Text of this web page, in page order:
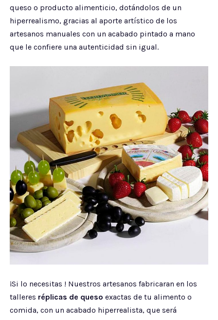
queso o producto alimenticio, dotándolos de un
hiperrealismo, gracias al aporte artístico de los
artesanos manuales con un acabado pintado a mano
que le confiere una autenticidad sin igual.
¡Si lo necesitas ! Nuestros artesanos fabricaran en los
talleres réplicas de queso exactas de tu alimento o
comida, con un acabado hiperrealista, que será